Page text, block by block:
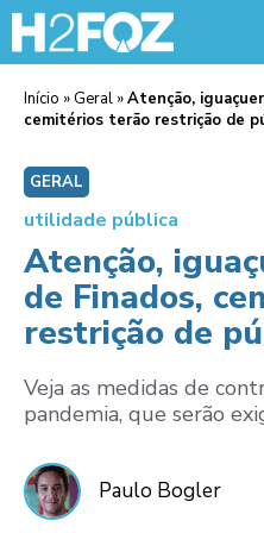
Início » Geral »Atenção,
cemitérios terão restrição de
GERAL
utilidade pública
Atenção,
de Finados,
restrição de
Veja as medidas de
pandemia, que serão
Paulo Bogler